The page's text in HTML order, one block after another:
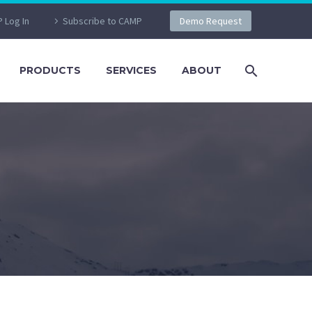
Log In Subscribe to CAMP Demo Request
PRODUCTS SERVICES ABOUT